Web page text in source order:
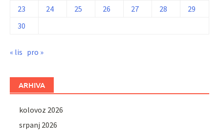
23
24 25 26 27 28
29
30
« lis pro »
ARHIVA
kolovoz 2026
srpanj 2026